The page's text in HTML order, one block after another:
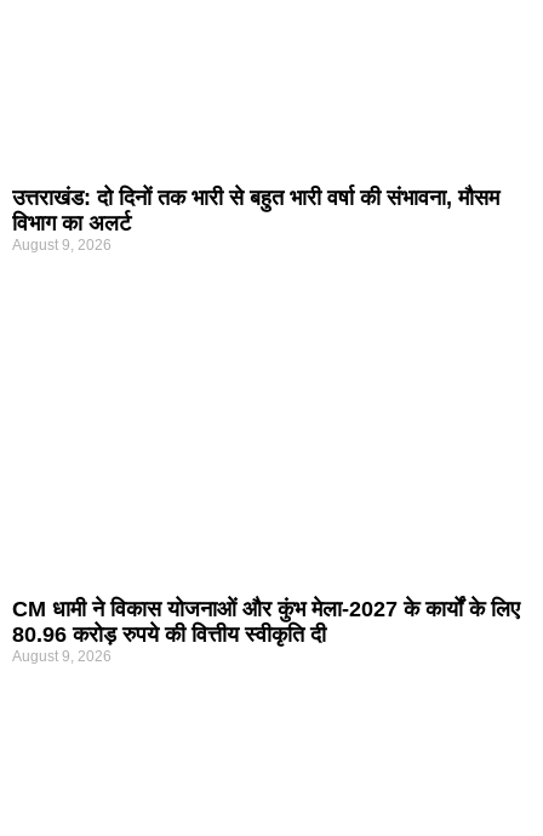
उत्तराखंड: दो दिनों तक भारी से बहुत भारी वर्षा की संभावना, मौसम
विभाग का अलर्ट
August 9, 2026
CM धामी ने विकास योजनाओं और कुंभ मेला-2027 के कार्यों के लिए
80.96 करोड़ रुपये की वित्तीय स्वीकृति दी
August 9, 2026